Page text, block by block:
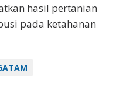
hasil pertanian
pada ketahanan